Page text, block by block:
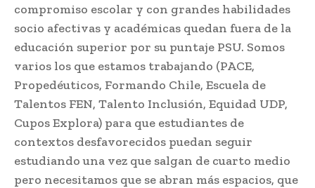
compromiso escolar y con grandes habilidades
socio afectivas y académicas quedan fuera de la
educación superior por su puntaje PSU. Somos
varios los que estamos trabajando (PACE,
Propedéuticos, Formando Chile, Escuela de
Talentos FEN, Talento Inclusión, Equidad UDP,
Cupos Explora) para que estudiantes de
contextos desfavorecidos puedan seguir
estudiando una vez que salgan de cuarto medio
pero necesitamos que se abran más espacios, que